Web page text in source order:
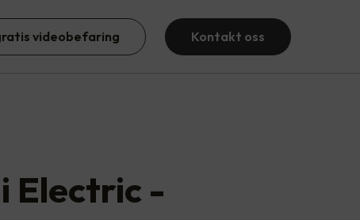
videobefaring Kontakt oss
Electric -